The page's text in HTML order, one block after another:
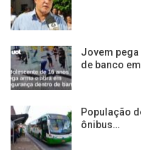
Jovem
de banco
População
ônibus…